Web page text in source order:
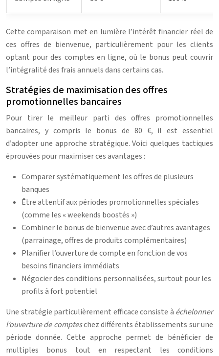
Cette comparaison met en lumière l’intérêt financier réel de
ces offres de bienvenue, particulièrement pour les clients
optant pour des comptes en ligne, où le bonus peut couvrir
l’intégralité des frais annuels dans certains cas.
Stratégies de maximisation des offres
promotionnelles bancaires
Pour tirer le meilleur parti des offres promotionnelles
bancaires, y compris le bonus de 80 €, il est essentiel
d’adopter une approche stratégique. Voici quelques tactiques
éprouvées pour maximiser ces avantages :
Comparer systématiquement les offres de plusieurs
banques
Être attentif aux périodes promotionnelles spéciales
(comme les « weekends boostés »)
Combiner le bonus de bienvenue avec d’autres avantages
(parrainage, offres de produits complémentaires)
Planifier l’ouverture de compte en fonction de vos
besoins financiers immédiats
Négocier des conditions personnalisées, surtout pour les
profils à fort potentiel
Une stratégie particulièrement efficace consiste à échelonner
l’ouverture de compteschez différents établissements sur une
période donnée. Cette approche permet de bénéficier de
multiples bonus tout en respectant les conditions